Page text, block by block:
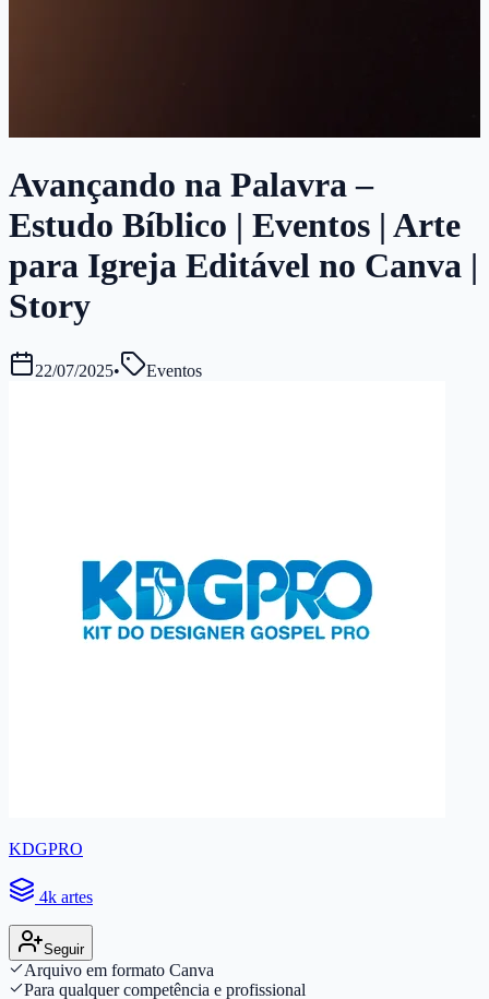
Avançando na Palavra –
Estudo Bíblico | Eventos | Arte
para Igreja Editável no Canva |
Story
22/07/2025• Eventos
KDGPRO
4k artes
Seguir
Arquivo em formato Canva
Para qualquer competência e profissional